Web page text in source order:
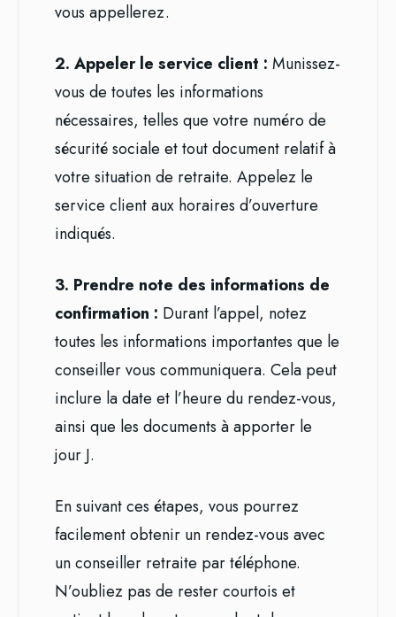
vous appellerez.
2. Appeler le service client : Munissez-
vous de toutes les informations
nécessaires, telles que votre numéro de
sécurité sociale et tout document relatif à
votre situation de retraite. Appelez le
service client aux horaires d’ouverture
indiqués.
3. Prendre note des informations de
confirmation : Durant l’appel, notez
toutes les informations importantes que le
conseiller vous communiquera. Cela peut
inclure la date et l’heure du rendez-vous,
ainsi que les documents à apporter le
jour J.
En suivant ces étapes, vous pourrez
facilement obtenir un rendez-vous avec
un conseiller retraite par téléphone.
N’oubliez pas de rester courtois et